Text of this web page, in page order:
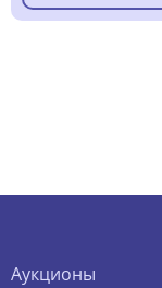
Аукционы